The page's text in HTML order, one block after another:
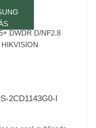
DWDR D/NF2.8
2CD1143G0-I